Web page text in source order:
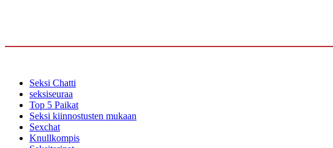
Seksi Chatti
seksiseuraa
Top 5 Paikat
Seksi kiinnostusten mukaan
Sexchat
Knullkompis